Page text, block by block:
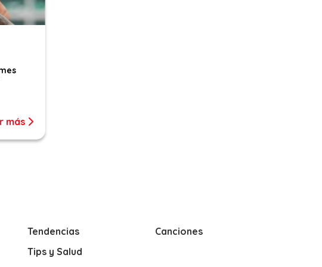
más
Tendencias
Tips y Salud
Canciones